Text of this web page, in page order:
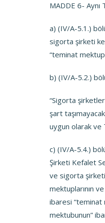
MADDE 6- Aynı
a) (IV/A-5.1.)
sigorta şirketi
“teminat
b) (IV/A-5.2.)
“Sigorta
şart
uygun olarak ve
c) (IV/A-5.4.)
Şirketi Kefalet
ve sigorta şirketi
mektuplarının
ibaresi “teminat
mektubunun”